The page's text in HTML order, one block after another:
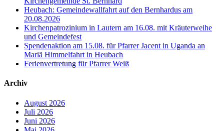
Heubach: Gemeindewallfahrt auf den Bernhardus am
20.08.2026
Kirchenpatrozinium in Lautern am 16.08. mit Kräuterweihe
und Gemeindefest
Spendenaktion am 15.08. für Pfarrer Jacent in Uganda an
Mariä Himmelfahrt in Heubach
Ferienvertretung für Pfarrer Weiß
Archiv
August 2026
Juli 2026
Juni 2026